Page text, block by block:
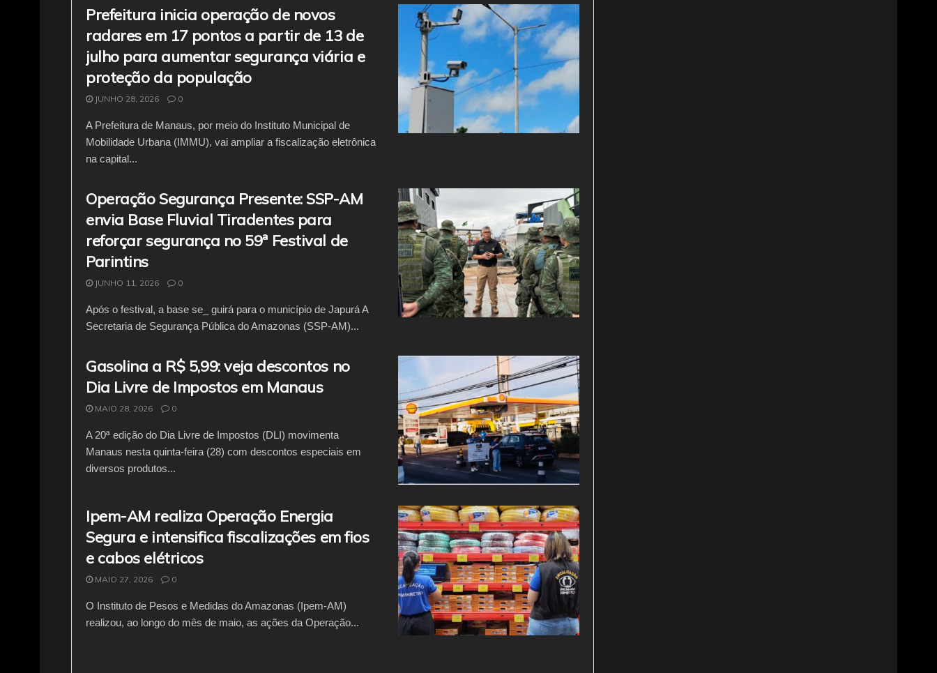
Prefeitura inicia operação de novos
radares em 17 pontos a partir de 13 de
julho para aumentar segurança viária e
proteção da população
JUNHO 28, 2026 0
A Prefeitura de Manaus, por meio do Instituto Municipal de
Mobilidade Urbana (IMMU), vai ampliar a fiscalização eletrônica
na capital...
Operação Segurança Presente: SSP-AM
envia Base Fluvial Tiradentes para
reforçar segurança no 59ª Festival de
Parintins
JUNHO 11, 2026 0
Após o festival, a base se_ guirá para o município de Japurá A
Secretaria de Segurança Pública do Amazonas (SSP-AM)...
Gasolina a R$ 5,99: veja descontos no
Dia Livre de Impostos em Manaus
MAIO 28, 2026 0
A 20ª edição do Dia Livre de Impostos (DLI) movimenta
Manaus nesta quinta-feira (28) com descontos especiais em
diversos produtos...
Ipem-AM realiza Operação Energia
Segura e intensifica fiscalizações em fios
e cabos elétricos
MAIO 27, 2026 0
O Instituto de Pesos e Medidas do Amazonas (Ipem-AM)
realizou, ao longo do mês de maio, as ações da Operação...